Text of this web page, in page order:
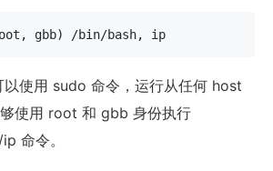
gbb) /bin/bash, ip
使用 sudo 命令，运行从任何 host
使用 root 和 gbb 身份执行
命令。